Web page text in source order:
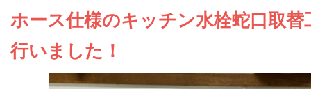
会社概要
ホース仕様のキッチン水栓蛇口取替
行いました！